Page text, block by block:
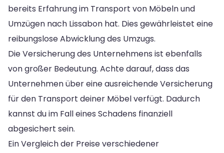
bereits Erfahrung im Transport von Möbeln und
Umzügen nach Lissabon hat. Dies gewährleistet eine
reibungslose Abwicklung des Umzugs.
Die Versicherung des Unternehmens ist ebenfalls
von großer Bedeutung. Achte darauf, dass das
Unternehmen über eine ausreichende Versicherung
für den Transport deiner Möbel verfügt. Dadurch
kannst du im Fall eines Schadens finanziell
abgesichert sein.
Ein Vergleich der Preise verschiedener